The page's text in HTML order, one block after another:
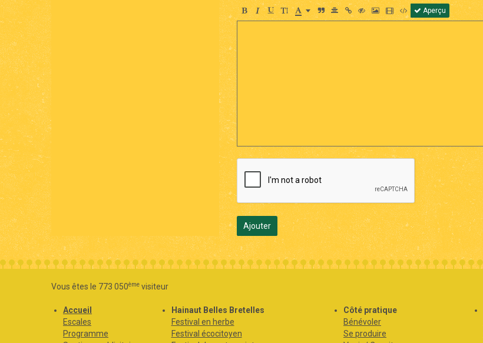
Aperçu
Ajouter
Vous êtes le 773 050ème visiteur
Accueil
Escales
Programme
Hainaut Belles Bretelles
Festival en herbe
Festival écocitoyen
Côté pratique
Bénévoler
Se produire